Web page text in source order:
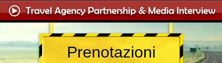
Prenotazioni